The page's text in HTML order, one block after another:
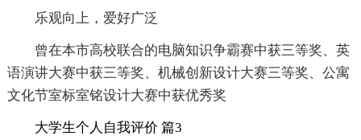
乐观向上，爱好广泛
曾在本市高校联合的电脑知识争霸赛中获三等奖、英
语演讲大赛中获三等奖、机械创新设计大赛三等奖、公寓
文化节室标室铭设计大赛中获优秀奖
大学生个人自我评价 篇3